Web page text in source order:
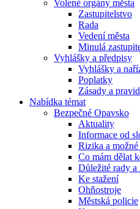
Volené orgány města
Zastupitelstvo
Rada
Vedení města
Minulá
Vyhlášky a předpisy
Vyhlášky a
Poplatky
Zásady a
Nabídka témat
Bezpečné Opavsko
Aktuality
Informace od
Rizika a
Co mám dělat
Důležité rady a
Ke stažení
Ohňostroje
Městská policie